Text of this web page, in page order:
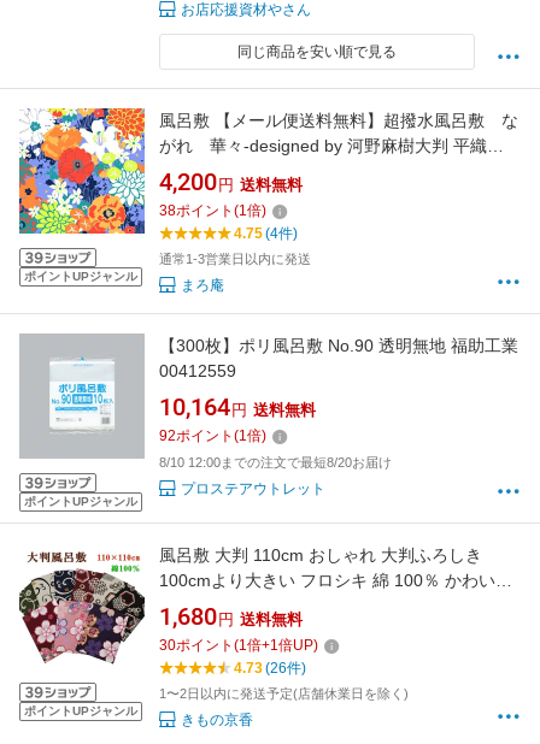
お店応援資材やさん
同じ商品を安い順で見る
ポイントUPジャンル
風呂敷 【メール便送料無料】超撥水風呂敷 な
がれ 華々-designed by 河野麻樹大判 平織
（96×96cm乱）【日本製 御祝 内祝 ギフト 贈り
物 アウトドア 防災】
4,200 円 送料無料
38ポイント (1倍)
4.75(4件)
通常1-3営業日以内に発送
まろ庵
ポイントUPジャンル
【300枚】ポリ風呂敷 No.90 透明無地 福助工業
00412559
10,164 円 送料無料
92ポイント (1倍)
8/10 12:00までの注文で最短8/20お届け
プロステアウトレット
ポイントUPジャンル
風呂敷 大判 110cm おしゃれ 大判ふろしき
100cmより大きい フロシキ 綿 100％ かわいい
和柄 和風 買い物 お稽古 着付け教室 きもの包み
エコバッグ テーブルクロス 目隠し カーテン 塵
除け クロス 写真 動画 テレビ会議 背景 日本製
1,680 円 送料無料
30ポイント (1倍+1倍UP)
4.73(26件)
1〜2日以内に発送予定(店舗休業日を除く)
きもの京香